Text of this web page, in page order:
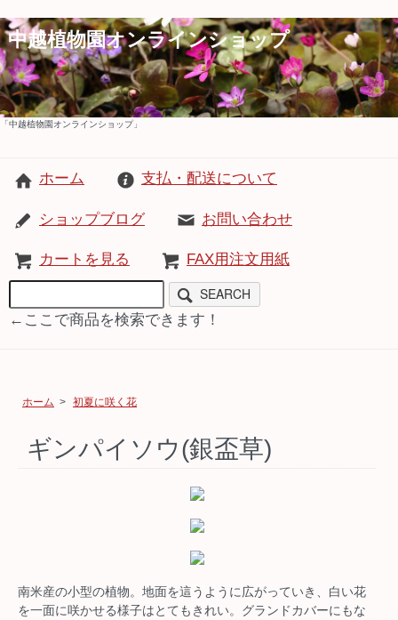
中越植物園オンラインショップ
「中越植物園オンラインショップ」
ホーム 支払・配送について
ショップブログ お問い合わせ
カートを見る FAX用注文用紙
SEARCH
←ここで商品を検索できます！
ホーム > 初夏に咲く花
ギンパイソウ(銀盃草)
南米産の小型の植物。地面を這うように広がっていき、白い花
を一面に咲かせる様子はとてもきれい。グランドカバーにもな